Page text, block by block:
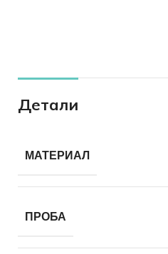
Детали
МАТЕРИАЛ
ПРОБА